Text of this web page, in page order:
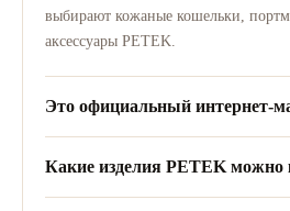
выбирают кожаные кошельки,
аксессуары PETEK.
Это официальный интернет-
Какие изделия PETEK можно